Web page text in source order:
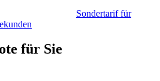
Sondertarif für
für Sie